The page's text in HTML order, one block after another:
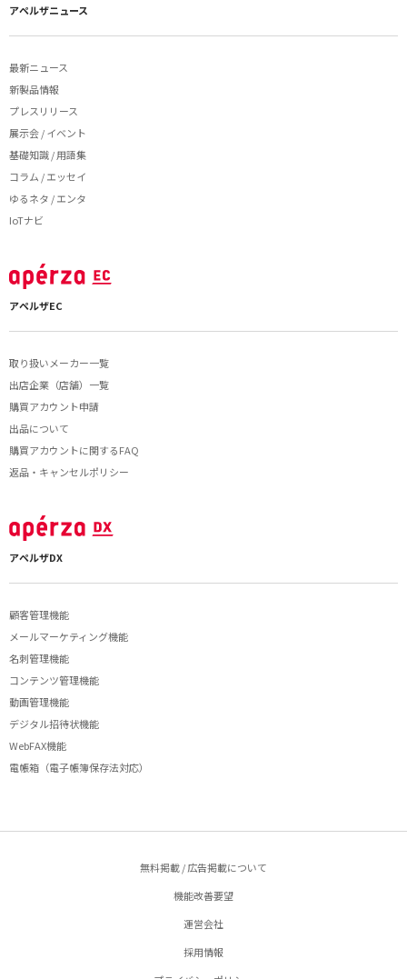
アペルザニュース
最新ニュース
新製品情報
プレスリリース
展示会 / イベント
基礎知識 / 用語集
コラム / エッセイ
ゆるネタ / エンタ
IoTナビ
アペルザEC
取り扱いメーカー一覧
出店企業（店舗）一覧
購買アカウント申請
出品について
購買アカウントに関するFAQ
返品・キャンセルポリシー
アペルザDX
顧客管理機能
メールマーケティング機能
名刺管理機能
コンテンツ管理機能
動画管理機能
デジタル招待状機能
WebFAX機能
電帳箱（電子帳簿保存法対応）
無料掲載 / 広告掲載について
機能改善要望
運営会社
採用情報